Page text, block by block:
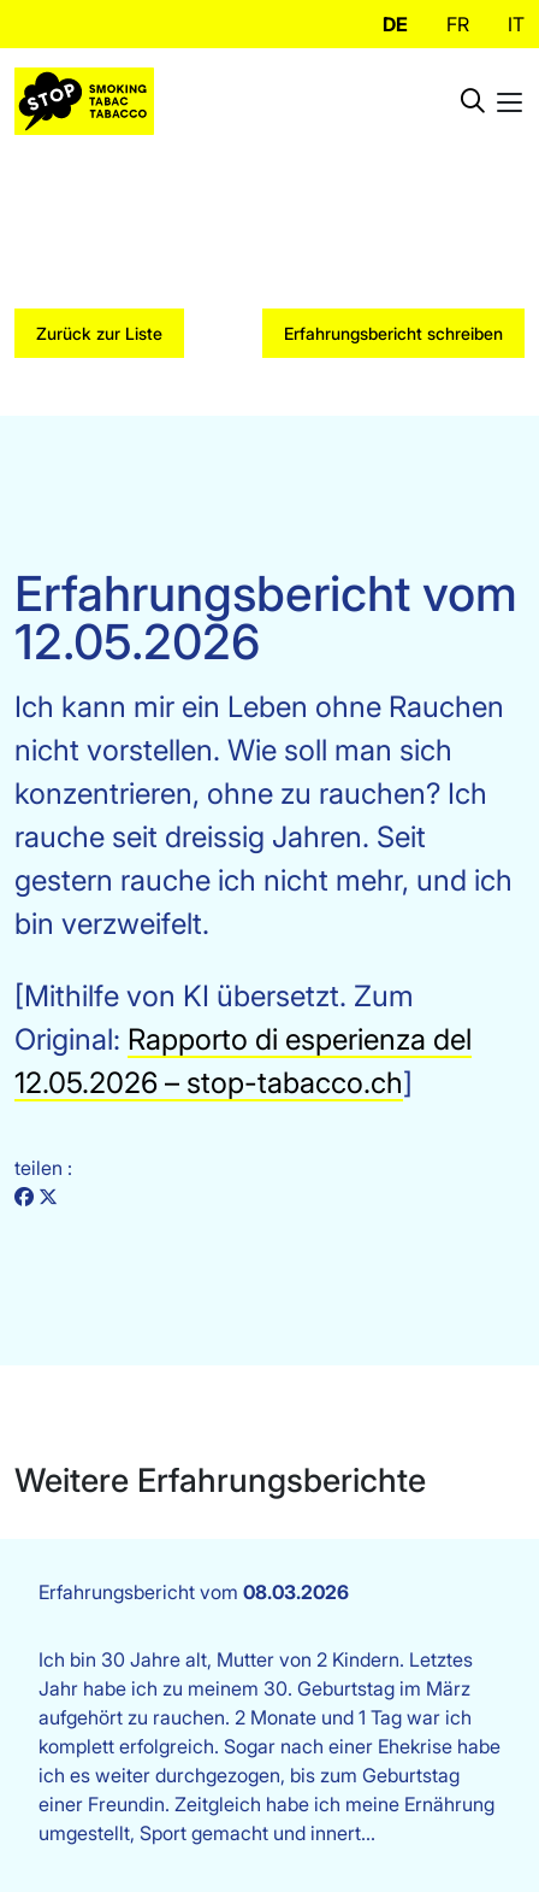
DE FR IT
Zurück zur Liste Erfahrungsbericht schreiben
Erfahrungsbericht vom
12.05.2026
Ich kann mir ein Leben ohne Rauchen
nicht vorstellen. Wie soll man sich
konzentrieren, ohne zu rauchen? Ich
rauche seit dreissig Jahren. Seit
gestern rauche ich nicht mehr, und ich
bin verzweifelt.
[Mithilfe von KI übersetzt. Zum
Original: Rapporto di esperienza del
12.05.2026 – stop-tabacco.ch]
teilen :
Weitere Erfahrungsberichte
Erfahrungsbericht vom 08.03.2026
Ich bin 30 Jahre alt, Mutter von 2 Kindern. Letztes
Jahr habe ich zu meinem 30. Geburtstag im März
aufgehört zu rauchen. 2 Monate und 1 Tag war ich
komplett erfolgreich. Sogar nach einer Ehekrise habe
ich es weiter durchgezogen, bis zum Geburtstag
einer Freundin. Zeitgleich habe ich meine Ernährung
umgestellt, Sport gemacht und innert…